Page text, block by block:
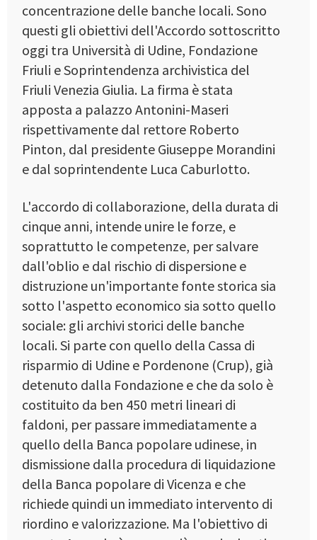
concentrazione delle banche locali. Sono
questi gli obiettivi dell'Accordo sottoscritto
oggi tra Università di Udine, Fondazione
Friuli e Soprintendenza archivistica del
Friuli Venezia Giulia. La firma è stata
apposta a palazzo Antonini-Maseri
rispettivamente dal rettore Roberto
Pinton, dal presidente Giuseppe Morandini
e dal soprintendente Luca Caburlotto.
L'accordo di collaborazione, della durata di
cinque anni, intende unire le forze, e
soprattutto le competenze, per salvare
dall'oblio e dal rischio di dispersione e
distruzione un'importante fonte storica sia
sotto l'aspetto economico sia sotto quello
sociale: gli archivi storici delle banche
locali. Si parte con quello della Cassa di
risparmio di Udine e Pordenone (Crup), già
detenuto dalla Fondazione e che da solo è
costituito da ben 450 metri lineari di
faldoni, per passare immediatamente a
quello della Banca popolare udinese, in
dismissione dalla procedura di liquidazione
della Banca popolare di Vicenza e che
richiede quindi un immediato intervento di
riordino e valorizzazione. Ma l'obiettivo di